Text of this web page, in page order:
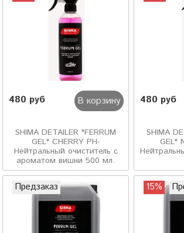
480 руб В корзину
SHIMA DETAILER "FERRUM
GEL" CHERRY PH-
Нейтральный очиститель с
ароматом вишни 500 мл.
480 руб
SHIMA
GEL"
Предзаказ 15%